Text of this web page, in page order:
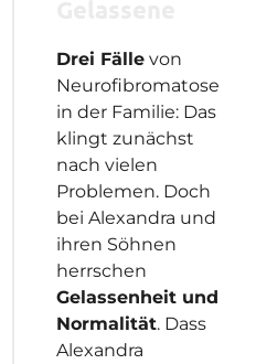
Drei Fällevon
Neurofibromatose
in der Familie: Das
klingt zunächst
nach vielen
Problemen. Doch
bei Alexandra und
ihren Söhnen
herrschen
Gelassenheit und
Normalität. Dass
Alexandra